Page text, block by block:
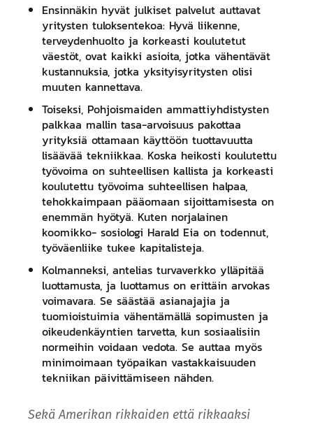
Ensinnäkin hyvät julkiset palvelut auttavat
yritysten tuloksentekoa: Hyvä liikenne,
terveydenhuolto ja korkeasti koulutetut
väestöt, ovat kaikki asioita, jotka vähentävät
kustannuksia, jotka yksityisyritysten olisi
muuten kannettava.
Toiseksi, Pohjoismaiden ammattiyhdistysten
palkkaa mallin tasa-arvoisuus pakottaa
yrityksiä ottamaan käyttöön tuottavuutta
lisäävää tekniikkaa. Koska heikosti koulutettu
työvoima on suhteellisen kallista ja korkeasti
koulutettu työvoima suhteellisen halpaa,
tehokkaimpaan pääomaan sijoittamisesta on
enemmän hyötyä. Kuten norjalainen
koomikko- sosiologi Harald Eia on todennut,
työväenliike tukee kapitalisteja.
Kolmanneksi, antelias turvaverkko ylläpitää
luottamusta, ja luottamus on erittäin arvokas
voimavara. Se säästää asianajajia ja
tuomioistuimia vähentämällä sopimusten ja
oikeudenkäyntien tarvetta, kun sosiaalisiin
normeihin voidaan vedota. Se auttaa myös
minimoimaan työpaikan vastakkaisuuden
tekniikan päivittämiseen nähden.
Sekä Amerikan rikkaiden että rikkaaksi